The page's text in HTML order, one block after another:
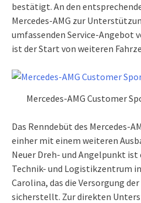
bestätigt. An den
Mercedes-AMG zur
umfassenden Service-Angebot
ist der Start von weiteren
Mercedes-AMG Customer
Das Renndebüt des Mercedes-
einher mit einem weiteren
Neuer Dreh- und Angelpunkt
Technik- und Logistikzentrum
Carolina, das die Versorgung
sicherstellt. Zur direkten